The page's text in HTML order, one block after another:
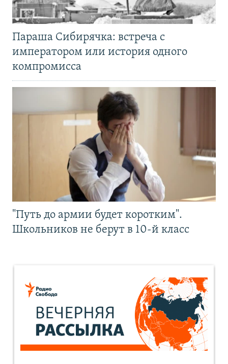
Параша Сибирячка: встреча с
императором или история одного
компромисса
"Путь до армии будет коротким".
Школьников не берут в 10-й класс